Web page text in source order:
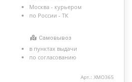
Арт.: XMO365
Москва - курьером
по России - ТК
Самовывоз
в пунктах выдачи
по согласованию